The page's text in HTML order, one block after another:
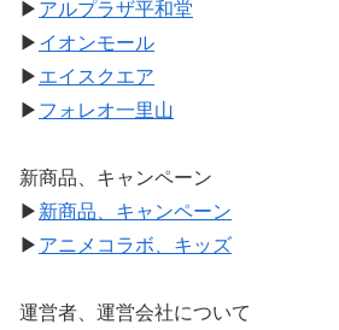
▶ アルプラザ平和堂
▶ イオンモール
▶ エイスクエア
▶ フォレオ一里山
新商品、キャンペーン
▶ 新商品、キャンペーン
▶ アニメコラボ、キッズ
運営者、運営会社について